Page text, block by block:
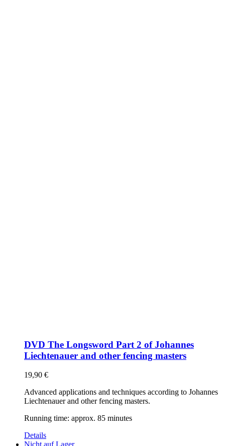
DVD The Longsword Part 2 of Johannes
Liechtenauer and other fencing masters
19,90 €
Advanced applications and techniques according to Johannes
Liechtenauer and other fencing masters.
Running time: approx. 85 minutes
Details